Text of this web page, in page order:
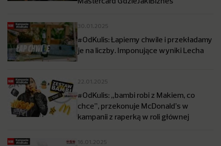
30.01.2025
#OdKulis: Łapiemy chwile i przekładamy
je na liczby. Imponujące wyniki Lecha
22.01.2025
#OdKulis: „bambi robi z Makiem, co
chce”, przekonuje McDonald’s w
kampanii z raperką w roli głównej
16.01.2025